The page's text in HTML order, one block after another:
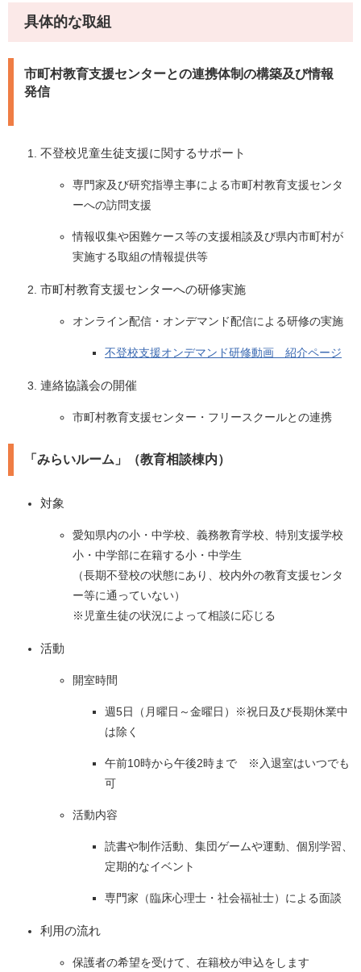
具体的な取組
市町村教育支援センターとの連携体制の構築及び情報
発信
不登校児童生徒支援に関するサポート
専門家及び研究指導主事による市町村教育支援センタ
ーへの訪問支援
情報収集や困難ケース等の支援相談及び県内市町村が
実施する取組の情報提供等
市町村教育支援センターへの研修実施
オンライン配信・オンデマンド配信による研修の実施
不登校支援オンデマンド研修動画 紹介ページ
連絡協議会の開催
市町村教育支援センター・フリースクールとの連携
「みらいルーム」（教育相談棟内）
対象
愛知県内の小・中学校、義務教育学校、特別支援学校
小・中学部に在籍する小・中学生
（長期不登校の状態にあり、校内外の教育支援センタ
ー等に通っていない）
※児童生徒の状況によって相談に応じる
活動
開室時間
週5日（月曜日～金曜日）※祝日及び長期休業中
は除く
午前10時から午後2時まで ※入退室はいつでも
可
活動内容
読書や制作活動、集団ゲームや運動、個別学習、
定期的なイベント
専門家（臨床心理士・社会福祉士）による面談
利用の流れ
保護者の希望を受けて、在籍校が申込をします